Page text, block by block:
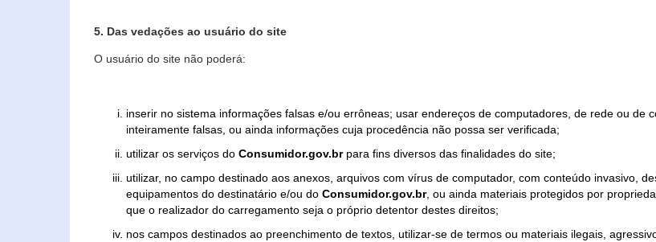
5. Das vedações ao usuário do site
O usuário do site não poderá:
inserir no sistema informações falsas e/ou errôneas; usar endereços de computadores, de rede ou de
inteiramente falsas, ou ainda informações cuja procedência não possa ser verificada;
utilizar os serviços do Consumidor.gov.brpara fins diversos das finalidades do site;
utilizar, no campo destinado aos anexos, arquivos com vírus de computador, com conteúdo invasivo,
equipamentos do destinatário e/ou do Consumidor.gov.br, ou ainda materiais protegidos por
que o realizador do carregamento seja o próprio detentor destes direitos;
nos campos destinados ao preenchimento de textos, utilizar-se de termos ou materiais ilegais,